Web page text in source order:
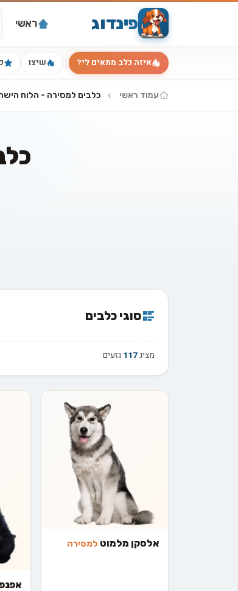
פינדוג ראשי
איזה כלב מתאים לי? שיצו
עמוד ראשי כלבים למסירה - הלוח
סוגי כלבים
מציג117 גזעים
אלסקן מלמוט למסירה